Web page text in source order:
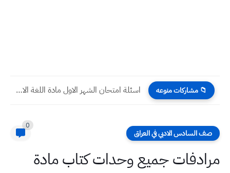
📁 مشاركات منوعه اسئلة امتحان الشهر الاول مادة اللغة الانكليزية صف السادس الابتدائي
صف السادس الادبي في العراق
0
مرادفات جميع وحدات كتاب مادة